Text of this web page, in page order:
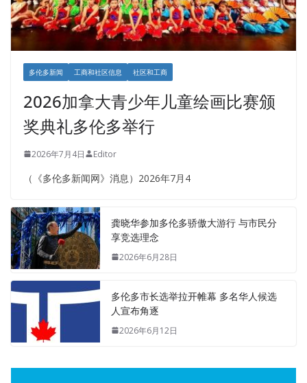
多伦多新闻 工商和社区信息 社区和工商
2026加拿大青少年儿童绘画比赛颁
奖典礼多伦多举行
2026年7月4日 Editor
（《多伦多新闻网》消息）2026年7月4
龚晓华参加多伦多骄傲大游行 与市民分
享竞选理念
2026年6月28日
多伦多市长选举拉开帷幕 多名华人候选
人宣布角逐
2026年6月12日